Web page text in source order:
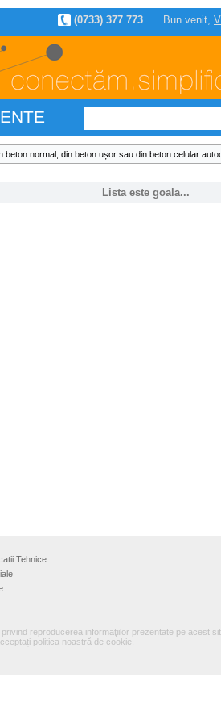
Bun venit,
(0733) 377 773
beton normal, din beton ușor sau din beton celular
Lista este goala...
Tehnice
reproducerea informaţiilor prezentate pe acest
politica noastră de cookie.